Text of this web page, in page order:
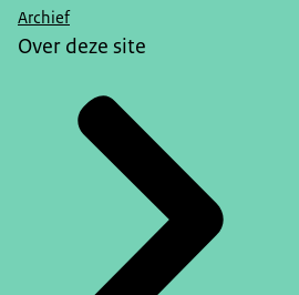
Archief
Over deze site